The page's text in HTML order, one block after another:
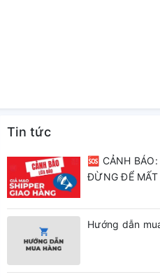
Tin tức
🆘 CẢNH
ĐỪNG ĐỂ MẤT
Hướng dẫn